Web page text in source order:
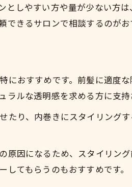
見せる前髪セットのコツを解説
レンジでフェイスラインを美
ルーバングの前髪で上品な印象
化で叶う大人の洗練スタイル提
質感が左右する知的で柔らか
るシースルーバングの極意
前髪を実現するシースルーバン
しやすい方や量が少ない方
きるサロンで相談するのがお
におすすめです。前髪に適度
ルな透明感を求める方に支持
り、内巻きにスタイリング
因になるため、スタイリン
てもらうのもおすすめです。